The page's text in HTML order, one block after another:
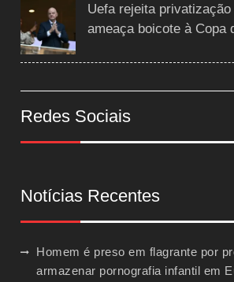
Uefa rejeita
ameaça boicote à Copa
Redes Sociais
Notícias Recentes
Homem é preso em flagrante por
armazenar pornografia infantil em